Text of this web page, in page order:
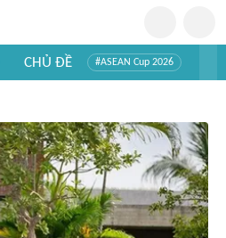
CHỦ ĐỀ #ASEAN Cup 2026